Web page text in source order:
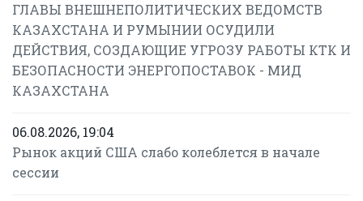
ГЛАВЫ ВНЕШНЕПОЛИТИЧЕСКИХ ВЕДОМСТВ
КАЗАХСТАНА И РУМЫНИИ ОСУДИЛИ
ДЕЙСТВИЯ, СОЗДАЮЩИЕ УГРОЗУ РАБОТЫ КТК И
БЕЗОПАСНОСТИ ЭНЕРГОПОСТАВОК - МИД
КАЗАХСТАНА
06.08.2026, 19:04
Рынок акций США слабо колеблется в начале
сессии